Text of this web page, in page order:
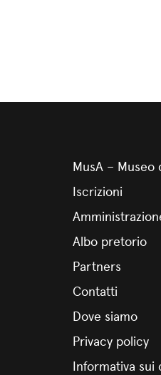
MusA – Museo
Iscrizioni
Albo pretorio
Partners
Contatti
Dove siamo
Privacy policy
Informativa sui